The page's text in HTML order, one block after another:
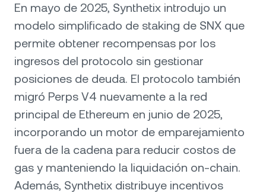
En mayo de 2025, Synthetix introdujo un
modelo simplificado de staking de SNX que
permite obtener recompensas por los
ingresos del protocolo sin gestionar
posiciones de deuda. El protocolo también
migró Perps V4 nuevamente a la red
principal de Ethereum en junio de 2025,
incorporando un motor de emparejamiento
fuera de la cadena para reducir costos de
gas y manteniendo la liquidación on-chain.
Además, Synthetix distribuye incentivos